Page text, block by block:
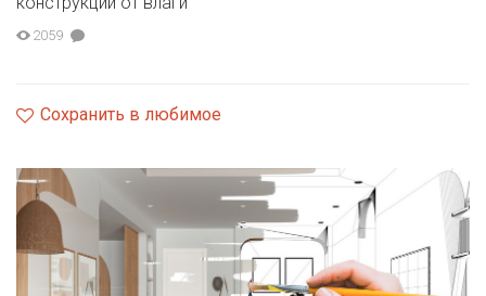
2059
Сохранить в любимое